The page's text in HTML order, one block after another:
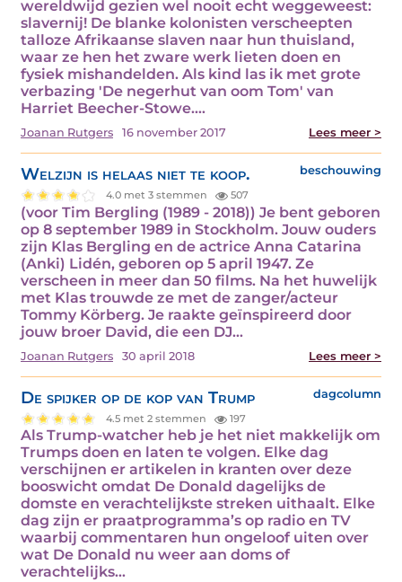
wereldwijd gezien wel nooit echt weggeweest:
slavernij! De blanke kolonisten verscheepten
talloze Afrikaanse slaven naar hun thuisland,
waar ze hen het zware werk lieten doen en
fysiek mishandelden. Als kind las ik met grote
verbazing 'De negerhut van oom Tom' van
Harriet Beecher-Stowe.…
Joanan Rutgers 16 november 2017 Lees meer >
Welzijn is helaas niet te koop. beschouwing
4.0 met 3 stemmen 507
(voor Tim Bergling (1989 - 2018)) Je bent geboren
op 8 september 1989 in Stockholm. Jouw ouders
zijn Klas Bergling en de actrice Anna Catarina
(Anki) Lidén, geboren op 5 april 1947. Ze
verscheen in meer dan 50 films. Na het huwelijk
met Klas trouwde ze met de zanger/acteur
Tommy Körberg. Je raakte geïnspireerd door
jouw broer David, die een DJ…
Joanan Rutgers 30 april 2018 Lees meer >
De spijker op de kop van Trump dagcolumn
4.5 met 2 stemmen 197
Als Trump-watcher heb je het niet makkelijk om
Trumps doen en laten te volgen. Elke dag
verschijnen er artikelen in kranten over deze
booswicht omdat De Donald dagelijks de
domste en verachtelijkste streken uithaalt. Elke
dag zijn er praatprogramma’s op radio en TV
waarbij commentaren hun ongeloof uiten over
wat De Donald nu weer aan doms of
verachtelijks…